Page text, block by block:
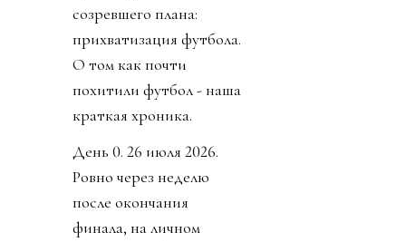
созревшего плана:
прихватизация футбола.
О том как почти
похитили футбол - наша
краткая хроника.
День 0. 26 июля 2026.
Ровно через неделю
после окончания
финала, на личном